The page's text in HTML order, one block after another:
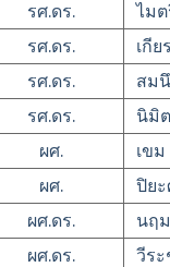
รศ.ดร.
ไม
รศ.ดร.
เกี
รศ.ดร.
สม
รศ.ดร.
นิมิ
ผศ.
เข
ผศ.
ปิย
ผศ.ดร.
นฤ
ผศ.ดร.
วีร